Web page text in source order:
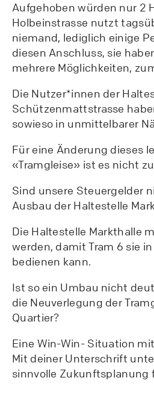
Aufgehoben würden nur 2
Holbeinstrasse nutzt
niemand, lediglich einige
diesen Anschluss, sie
mehrere Möglichkeiten,
Die Nutzer*innen der
Schützenmattstrasse
sowieso in unmittelbarer
Für eine Änderung dieses
«Tramgleise» ist es nicht
Sind unsere Steuergelder
Ausbau der Haltestelle
Die Haltestelle Markthalle
werden, damit Tram 6 sie
bedienen kann.
Ist so ein Umbau nicht
die Neuverlegung der
Quartier?
Eine Win-Win- Situation
Mit deiner Unterschrift
sinnvolle Zukunftsplanung